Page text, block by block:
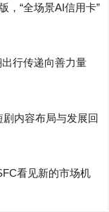
，“全场景AI信用卡”
行传递向善力量
内容布局与发展回
看见新的市场机